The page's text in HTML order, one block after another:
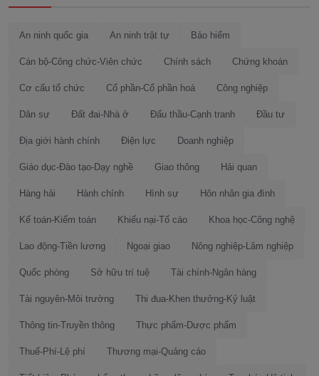
An ninh quốc gia An ninh trật tự Bảo hiểm
Cán bộ-Công chức-Viên chức Chính sách Chứng khoán
Cơ cấu tổ chức Cổ phần-Cổ phần hoá Công nghiệp
Dân sự Đất đai-Nhà ở Đấu thầu-Cạnh tranh Đầu tư
Địa giới hành chính Điện lực Doanh nghiệp
Giáo dục-Đào tạo-Dạy nghề Giao thông Hải quan
Hàng hải Hành chính Hình sự Hôn nhân gia đình
Kế toán-Kiểm toán Khiếu nại-Tố cáo Khoa học-Công nghệ
Lao động-Tiền lương Ngoại giao Nông nghiệp-Lâm nghiệp
Quốc phòng Sở hữu trí tuệ Tài chính-Ngân hàng
Tài nguyên-Môi trường Thi đua-Khen thưởng-Kỷ luật
Thông tin-Truyền thông Thực phẩm-Dược phẩm
Thuế-Phí-Lệ phí Thương mại-Quảng cáo